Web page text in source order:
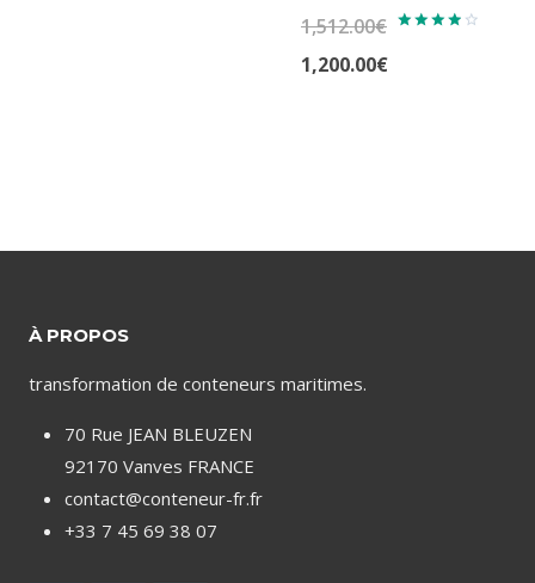
1,512.00€
Le
1,200.00€
1,200.00€.
À PROPOS
transformation de conteneurs maritimes.
70 Rue JEAN BLEUZEN
92170 Vanves FRANCE
contact@conteneur-fr.fr
+33 7 45 69 38 07